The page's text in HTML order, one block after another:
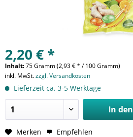
2,20 € *
Inhalt:75 Gramm (2,93 € * / 100 Gramm)
inkl. MwSt.zzgl. Versandkosten
Lieferzeit ca. 3-5 Werktage
In den
Merken Empfehlen